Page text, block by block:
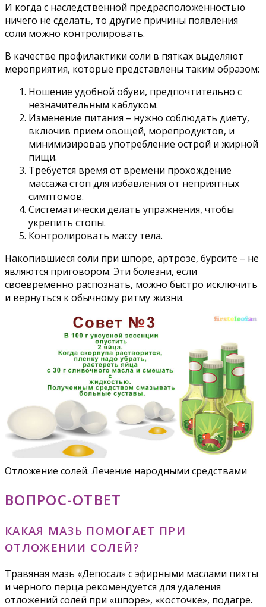
И когда с наследственной предрасположенностью
ничего не сделать, то другие причины появления
соли можно контролировать.
В качестве профилактики соли в пятках выделяют
мероприятия, которые представлены таким образом:
Ношение удобной обуви, предпочтительно с
незначительным каблуком.
Изменение питания – нужно соблюдать диету,
включив прием овощей, морепродуктов, и
минимизировав употребление острой и жирной
пищи.
Требуется время от времени прохождение
массажа стоп для избавления от неприятных
симптомов.
Систематически делать упражнения, чтобы
укрепить стопы.
Контролировать массу тела.
Накопившиеся соли при шпоре, артрозе, бурсите – не
являются приговором. Эти болезни, если
своевременно распознать, можно быстро исключить
и вернуться к обычному ритму жизни.
Отложение солей. Лечение народными средствами
ВОПРОС-ОТВЕТ
КАКАЯ МАЗЬ ПОМОГАЕТ ПРИ
ОТЛОЖЕНИИ СОЛЕЙ?
Травяная мазь «Депосал» с эфирными маслами пихты
и черного перца рекомендуется для удаления
отложений солей при «шпоре», «косточке», подагре.